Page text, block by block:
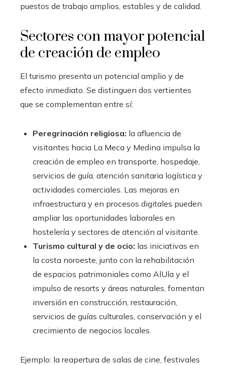
puestos de trabajo amplios, estables y de calidad.
Sectores con mayor potencial
de creación de empleo
El turismo presenta un potencial amplio y de
efecto inmediato. Se distinguen dos vertientes
que se complementan entre sí:
Peregrinación religiosa: la afluencia de
visitantes hacia La Meca y Medina impulsa la
creación de empleo en transporte, hospedaje,
servicios de guía, atención sanitaria logística y
actividades comerciales. Las mejoras en
infraestructura y en procesos digitales pueden
ampliar las oportunidades laborales en
hostelería y sectores de atención al visitante.
Turismo cultural y de ocio: las iniciativas en
la costa noroeste, junto con la rehabilitación
de espacios patrimoniales como AlUla y el
impulso de resorts y áreas naturales, fomentan
inversión en construcción, restauración,
servicios de guías culturales, conservación y el
crecimiento de negocios locales.
Ejemplo: la reapertura de salas de cine, festivales